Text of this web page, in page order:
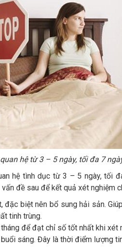
hệ từ 3 – 5 ngày, tối đa 7
hệ tình dục từ 3 – 5 ngày, tối
đề sau để kết quả xét nghiệm
biệt nên bổ sung hải sản.
tinh trùng.
để đạt chỉ số tốt nhất khi xét
sáng. Đây là thời điểm lượng